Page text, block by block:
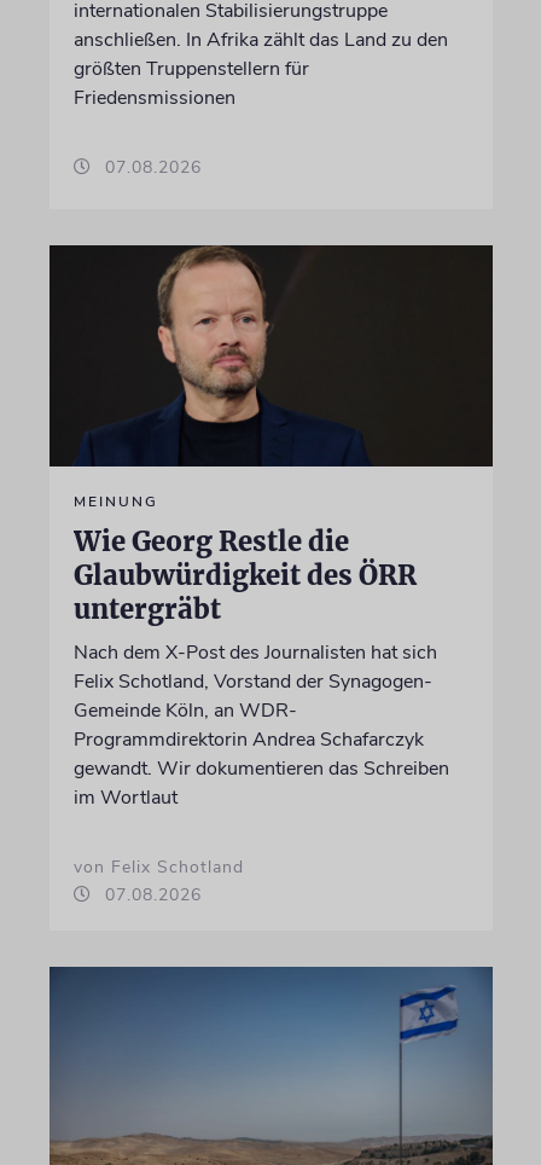
internationalen Stabilisierungstruppe
anschließen. In Afrika zählt das Land zu den
größten Truppenstellern für
Friedensmissionen
07.08.2026
MEINUNG
Wie Georg Restle die
Glaubwürdigkeit des ÖRR
untergräbt
Nach dem X-Post des Journalisten hat sich
Felix Schotland, Vorstand der Synagogen-
Gemeinde Köln, an WDR-
Programmdirektorin Andrea Schafarczyk
gewandt. Wir dokumentieren das Schreiben
im Wortlaut
von Felix Schotland
07.08.2026